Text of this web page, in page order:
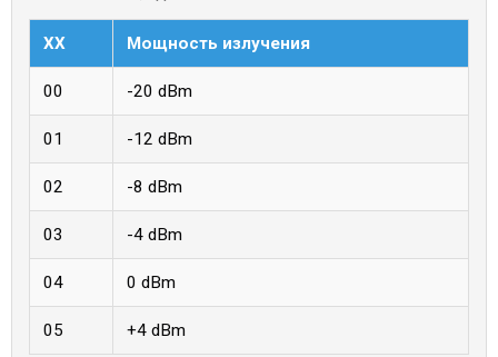
XX Мощность излучения
00 -20 dBm
01 -12 dBm
02 -8 dBm
03 -4 dBm
04 0 dBm
05 +4 dBm